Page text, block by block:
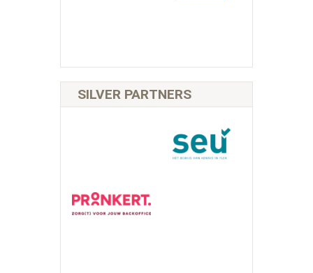
SILVER PARTNERS